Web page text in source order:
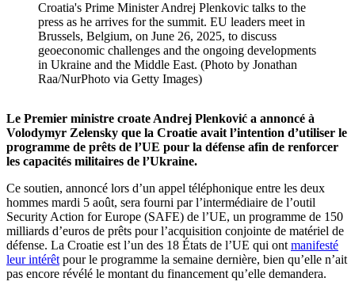
Croatia's Prime Minister Andrej Plenkovic talks to the
press as he arrives for the summit. EU leaders meet in
Brussels, Belgium, on June 26, 2025, to discuss
geoeconomic challenges and the ongoing developments
in Ukraine and the Middle East. (Photo by Jonathan
Raa/NurPhoto via Getty Images)
Le Premier ministre croate Andrej Plenković a annoncé à
Volodymyr Zelensky que la Croatie avait l’intention d’utiliser le
programme de prêts de l’UE pour la défense afin de renforcer
les capacités militaires de l’Ukraine.
Ce soutien, annoncé lors d’un appel téléphonique entre les deux
hommes mardi 5 août, sera fourni par l’intermédiaire de l’outil
Security Action for Europe (SAFE) de l’UE, un programme de 150
milliards d’euros de prêts pour l’acquisition conjointe de matériel de
défense. La Croatie est l’un des 18 États de l’UE qui ont manifesté
leur intérêt pour le programme la semaine dernière, bien qu’elle n’ait
pas encore révélé le montant du financement qu’elle demandera.